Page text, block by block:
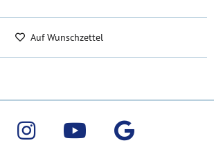
Auf Wunschzettel